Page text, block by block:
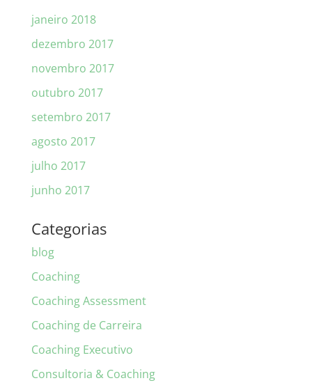
janeiro 2018
dezembro 2017
novembro 2017
outubro 2017
setembro 2017
agosto 2017
julho 2017
junho 2017
Categorias
blog
Coaching
Coaching Assessment
Coaching de Carreira
Coaching Executivo
Consultoria & Coaching